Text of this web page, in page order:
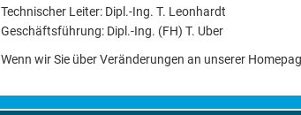
Technischer Leiter: Dipl.-Ing. T. Leonhardt
Geschäftsführung: Dipl.-Ing. (FH) T. Uber
Wenn wir Sie über Veränderungen an unserer